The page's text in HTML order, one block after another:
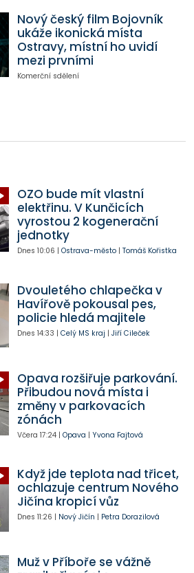
Nový český film Bojovník
ukáže ikonická místa
Ostravy, místní ho uvidí
mezi prvními
Komerční sdělení
OZO bude mít vlastní
elektřinu. V Kunčicích
vyrostou 2 kogenerační
jednotky
Dnes 10:06 | Ostrava-město| Tomáš Kořistka
Dvouletého chlapečka v
Havířově pokousal pes,
policie hledá majitele
Dnes 14:33 | Celý MS kraj | Jiří Cileček
Opava rozšiřuje parkování.
Přibudou nová místa i
změny v parkovacích
zónách
Včera 17:24| Opava | Yvona Fajtová
Když jde teplota nad třicet,
ochlazuje centrum Nového
Jičína kropicí vůz
Dnes 11:26 | Nový Jičín | Petra Dorazilová
Muž v Příboře se vážně